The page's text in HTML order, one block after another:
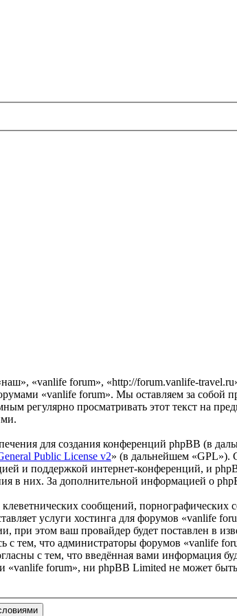
«vanlife forum», «http://forum.vanlife-
«vanlife forum». Мы оставляем за собой
регулярно просматривать этот текст на
для создания конференций phpBB (в
Public License v2» (в дальнейшем «GPL»).
и поддержкой интернет-конференций, и
в них. За дополнительной информацией о
сообщений,
услуги хостинга для форумов «vanlife
этом ваш провайдер будет поставлен в
с тем, что администраторы форумов «vanlife
с тем, что введённая вами информация
forum», ни phpBB Limited не может быть